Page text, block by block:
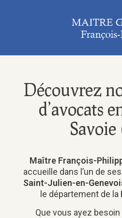
Découvrez
d’avocats
Savoie
Maître François-
accueille dans l’un de
Saint-Julien-en-
le département de la
Que vous ayez